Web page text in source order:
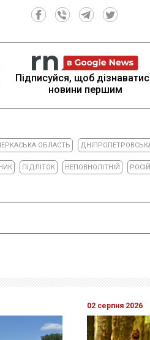
Підписуйся, щоб
новини першим
ОБЛАСТЬ
ПІДЛІТОК НЕПОВНОЛІТНІЙ
02 серпня 2026